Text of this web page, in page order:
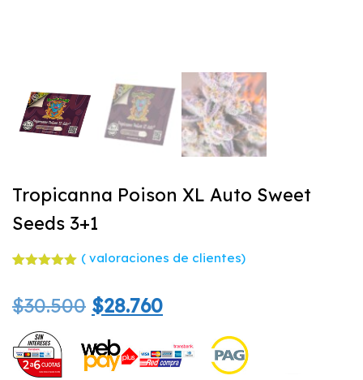
Tropicanna Poison XL Auto Sweet
Seeds 3+1
de 5 en
base a
s de
clientes
( valoraciones de clientes)
$30.500 El
precio
original
$28.760El
precio
actual